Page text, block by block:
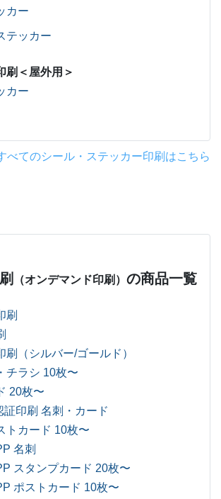
カー
テッカー
刷＜屋外用＞
カー
べてのシール・ステッカー印刷はこちら
（オンデマンド印刷） の商品一覧
刷
刷（シルバー/ゴールド）
チラシ 10枚〜
20枚〜
証印刷 名刺・カード
トカード 10枚〜
名刺
スタンプカード 20枚〜
ポストカード 10枚〜